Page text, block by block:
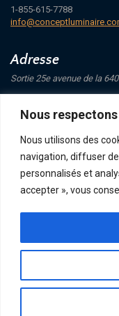
Nous
Nous utilisons des
navigation, diffuser
personnalisés et
accepter », vous
1-855-615-7788
Adresse
Sortie 25e avenue de la
Saint-Eustache
Suivez-nous
POLITIQUE DE
CONCEPT LUMINAIRE -